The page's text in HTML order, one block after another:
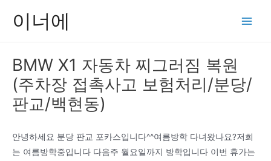
이너에
BMW X1 자동차 찌그러짐 복원
(주차장 접촉사고 보험처리/분당/
판교/백현동)
안녕하세요 분당 판교 포카스입니다^^여름방학 다녀왔나요?저희
는 여름방학중입니다 다음주 월요일까지 방학입니다 이번 휴가는